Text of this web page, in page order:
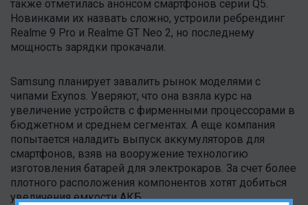
также отметилась анонсом смартфонов серии Q5.
Новинками их назвать сложно, устроили ребрендинг
Realme 9 Pro и Realme GT Neo 2, но последнему
мощность зарядки прокачали.
Samsung планирует завалить рынок моделями с
чипами Exynos. Уверяют, что она взяла курс на
увеличение устройств с фирменными процессорами в
бюджетном и среднем сегментах. А еще компания
попытается наладить выпуск аккумуляторов для
смартфонов, взяв на вооружение технологию
изготовления батарей для электрокаров. За счет более
плотного расположения компонентов хотят добиться
увеличения емкости АКБ.